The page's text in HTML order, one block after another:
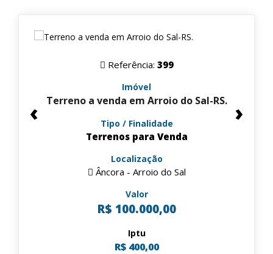
‹ ›
Referência: 399
Imóvel
Terreno a venda em Arroio do Sal-RS.
Tipo / Finalidade
Terrenos para Venda
Localização
Âncora - Arroio do Sal
Valor
R$ 100.000,00
Iptu
R$ 400,00